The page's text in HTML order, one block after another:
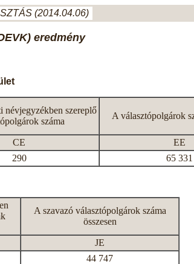
(2014.04.06)
eredmény
névjegyzékben szereplő
száma
A választópolgárok
CE
EE
290 65 331
A szavazó választópolgárok száma
összesen
JE
44 747